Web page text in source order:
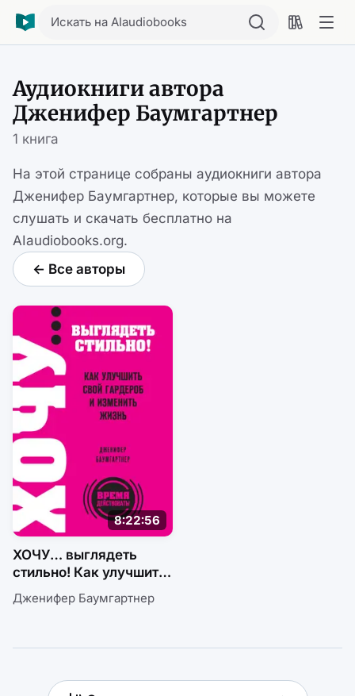
Искать на AIaudiobooks
Аудиокниги автора
Дженифер Баумгартнер
1 книга
На этой странице собраны аудиокниги автора
Дженифер Баумгартнер, которые вы можете
слушать и скачать бесплатно на
AIaudiobooks.org.
← Все авторы
8:22:56
ХОЧУ… выглядеть
стильно! Как улучшить
свой гардероб
и изменить жизнь
Дженифер Баумгартнер